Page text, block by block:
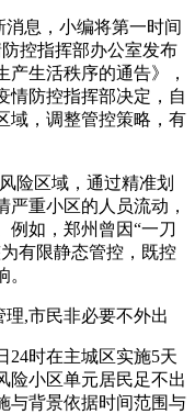
消息，小编将第一时间
控指挥部办公室发布
生活秩序的通告》，
情防控指挥部决定，自
域，调整管控策略，有
险区域，通过精准划
重小区的人员流动，
例如，郑州曾因“一刀
有限静态管控，既控
,市民非必要不外出
24时在主城区实施5天
险小区单元居民足不出
与背景依据时间范围与